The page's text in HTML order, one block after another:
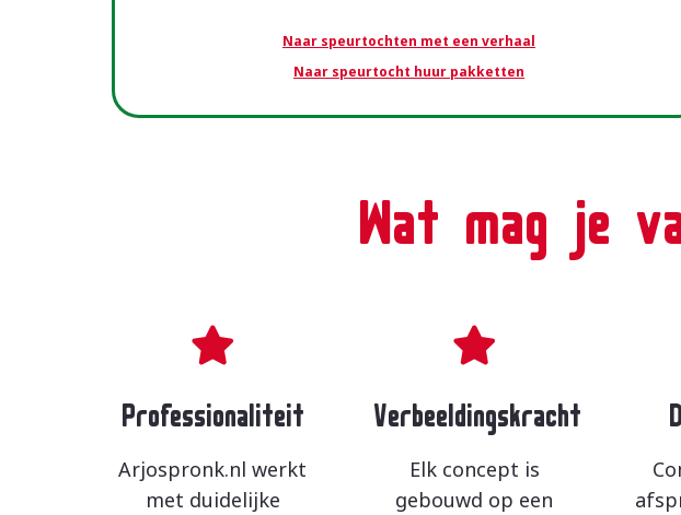
Naar speurtochten met een verhaal
Naar speurtocht huur pakketten
Wat mag je
Professionaliteit
Arjospronk.nl werkt
met duidelijke
Verbeeldingskracht
Elk concept is
gebouwd op een